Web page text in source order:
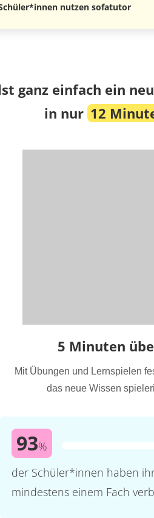
nutzen sofatutor
ganz einfach ein
in nur 12
5 Minuten
Mit Übungen und Lernspielen
das neue Wissen
93%
der Schüler*innen haben
mindestens einem Fach